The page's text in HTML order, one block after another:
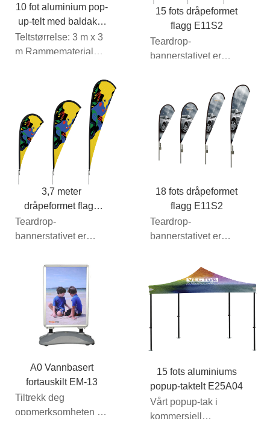
10 fot aluminium pop-
up-telt med baldakin
E25A03
Teltstørrelse: 3 m x 3
m Rammemateriale:
15 fots dråpeformet
flagg E11S2
Teardrop-
bannerstativet er
emballasjen...
3,7 meter
dråpeformet flagg
E11S2
Teardrop-
bannerstativet er
som den ensidige
emballasjen...
18 fots dråpeformet
flagg E11S2
Teardrop-
bannerstativet er
som den ensidige
grafiske
emballasjen...
A0 Vannbasert
fortauskilt EM-13
Tiltrekk deg
oppmerksomheten til
15 fots aluminiums
popup-taktelt E25A04
Vårt popup-tak i
kommersiell